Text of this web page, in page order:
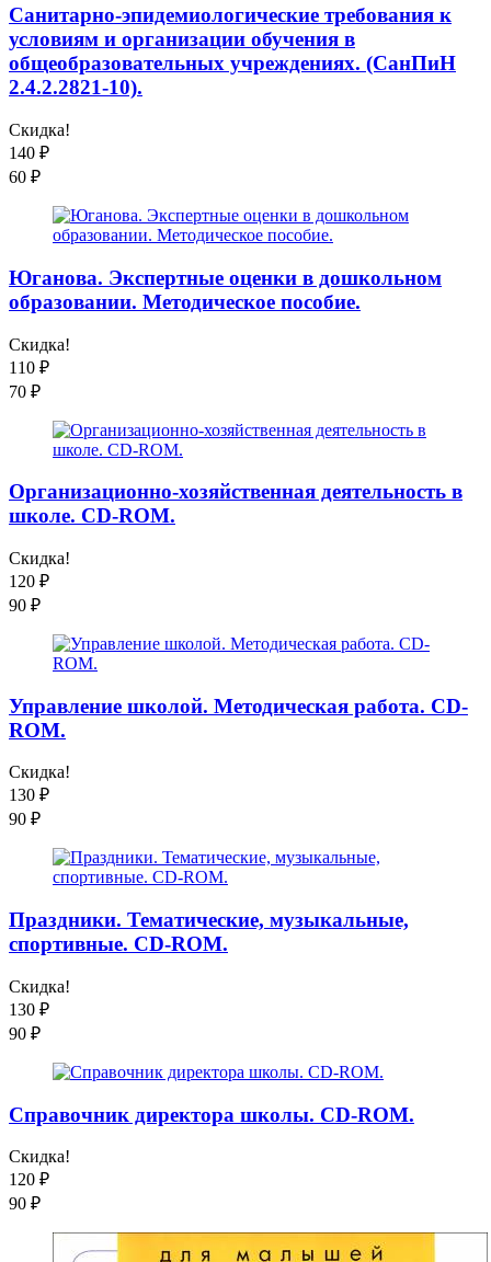
Санитарно-эпидемиологические требования к
условиям и организации обучения в
общеобразовательных учреждениях. (СанПиН
2.4.2.2821-10).
Скидка!
140 ₽
60 ₽
Юганова. Экспертные оценки в дошкольном
образовании. Методическое пособие.
Скидка!
110 ₽
70 ₽
Организационно-хозяйственная деятельность в
школе. CD-ROM.
Скидка!
120 ₽
90 ₽
Управление школой. Методическая работа. CD-
ROM.
Скидка!
130 ₽
90 ₽
Праздники. Тематические, музыкальные,
спортивные. CD-ROM.
Скидка!
130 ₽
90 ₽
Справочник директора школы. CD-ROM.
Скидка!
120 ₽
90 ₽